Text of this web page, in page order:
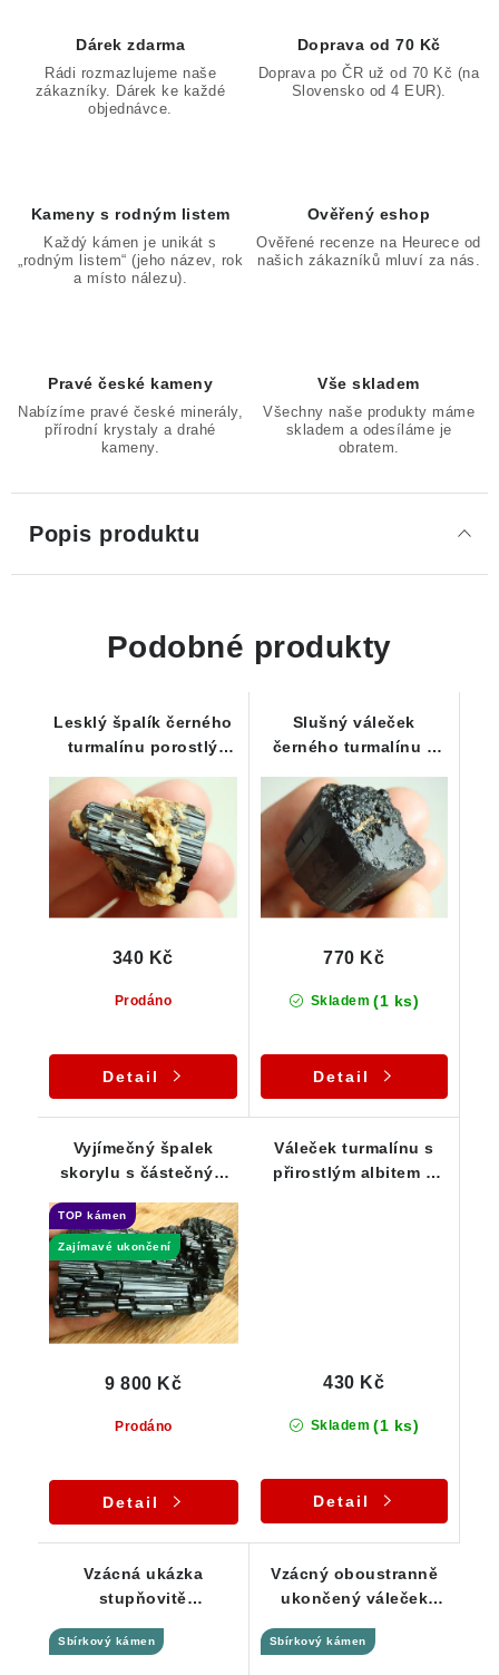
Dárek zdarma
Rádi rozmazlujeme naše
zákazníky. Dárek ke každé
objednávce.
Doprava od 70 Kč
Doprava po ČR už od 70 Kč (na
Slovensko od 4 EUR).
Kameny s rodným listem
Každý kámen je unikát s
„rodným listem“ (jeho název, rok
a místo nálezu).
Ověřený eshop
Ověřené recenze na Heurece od
našich zákazníků mluví za nás.
Pravé české kameny
Nabízíme pravé české minerály,
přírodní krystaly a drahé
kameny.
Vše skladem
Všechny naše produkty máme
skladem a odesíláme je
obratem.
Popis produktu
Podobné produkty
Lesklý špalík černého
turmalínu porostlý
Prodáno
340 Kč
Detail
Slušný váleček
černého turmalínu s
37 g
Skladem (1 ks)
770 Kč
Detail
Vyjímečný špalek
skorylu s částečným
ukončením -
Samoléčitel
TOP kámen
Zajímavé ukončení
Prodáno
9 800 Kč
Detail
Váleček turmalínu s
přirostlým albitem a
Skladem (1 ks)
430 Kč
Detail
Vzácná ukázka
stupňovitě
turmalínu
Sbírkový kámen
Vzácný oboustranně
ukončený váleček
g
Sbírkový kámen